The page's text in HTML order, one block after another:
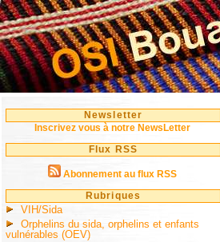
Newsletter
Inscrivez vous à notre NewsLetter
Flux RSS
Abonnement au flux RSS
Rubriques
VIH/Sida
Orphelins du sida, orphelins et enfants
vulnérables (OEV)